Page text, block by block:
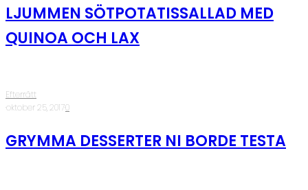
LJUMMEN SÖTPOTATISSALLAD MED
QUINOA OCH LAX
Efterrätt
·oktober 25, 2017·0
GRYMMA DESSERTER NI BORDE TESTA